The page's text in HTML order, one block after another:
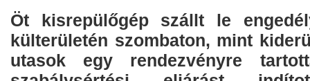
Öt kisrepülőgép szállt le
külterületén szombaton, mint
utasok egy rendezvényre